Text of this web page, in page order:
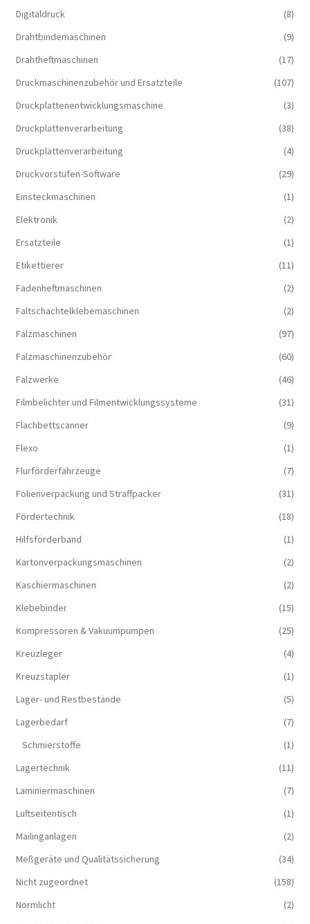
Digitaldruck
(8)
Drahtbindemaschinen
(9)
Drahtheftmaschinen
(17)
Druckmaschinenzubehör und Ersatzteile
(107)
Druckplattenentwicklungsmaschine
(3)
Druckplattenverarbeitung
(38)
Druckplattenverarbeitung
(4)
Druckvorstufen-Software
(29)
Einsteckmaschinen
(1)
Elektronik
(2)
Ersatzteile
(1)
Etikettierer
(11)
Fadenheftmaschinen
(2)
Faltschachtelklebemaschinen
(2)
Falzmaschinen
(97)
Falzmaschinenzubehör
(60)
Falzwerke
(46)
Filmbelichter und Filmentwicklungssysteme
(31)
Flachbettscanner
(9)
Flexo
(1)
Flurförderfahrzeuge
(7)
Folienverpackung und Straffpacker
(31)
Fördertechnik
(18)
Hilfsförderband
(1)
Kartonverpackungsmaschinen
(2)
Kaschiermaschinen
(2)
Klebebinder
(15)
Kompressoren & Vakuum­pumpen
(25)
Kreuzleger
(4)
Kreuzstapler
(1)
Lager- und Restbestände
(5)
Lagerbedarf
(7)
Schmierstoffe
(1)
Lagertechnik
(11)
Laminiermaschinen
(7)
Luftseitentisch
(1)
Mailinganlagen
(2)
Meßgeräte und Qualitätssicherung
(34)
Nicht zugeordnet
(158)
Normlicht
(2)